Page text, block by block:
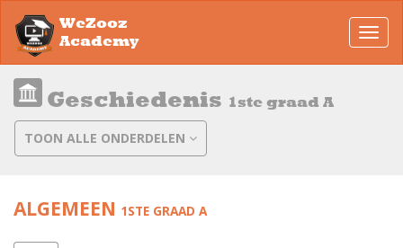
WeZooz
Academy
Geschiedenis 1ste graad A
TOON ALLE ONDERDELEN
ALGEMEEN 1STE GRAAD A